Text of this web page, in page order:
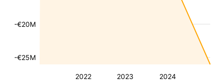
2022 2023 2024
-€25M
-€20M